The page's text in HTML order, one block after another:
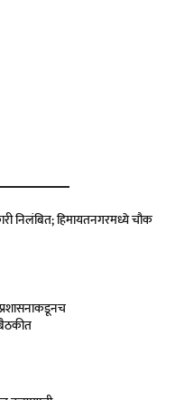
निलंबित; हिमायतनगरमध्ये चौक